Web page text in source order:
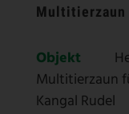
Multitierzaun
Objekt
Multitierzaun
Kangal Rudel